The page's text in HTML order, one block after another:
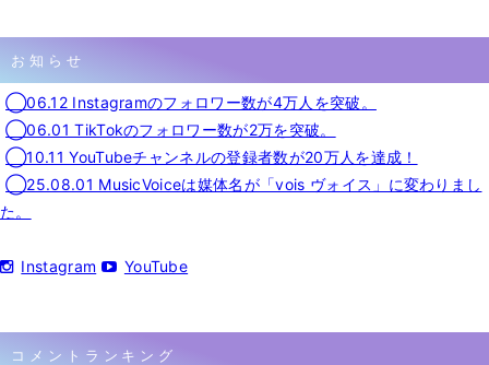
お知らせ
◯06.12 Instagramのフォロワー数が4万人を突破。
◯06.01 TikTokのフォロワー数が2万を突破。
◯10.11 YouTubeチャンネルの登録者数が20万人を達成！
◯25.08.01 MusicVoiceは媒体名が「vois ヴォイス」に変わりまし
た。
Instagram YouTube
コメントランキング